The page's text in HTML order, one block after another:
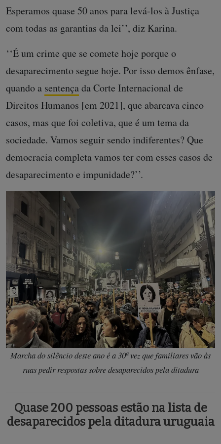
Esperamos quase 50 anos para levá-los à Justiça
com todas as garantias da lei’’, diz Karina.
‘‘É um crime que se comete hoje porque o
desaparecimento segue hoje. Por isso demos ênfase,
quando a sentençada Corte Internacional de
Direitos Humanos [em 2021], que abarcava cinco
casos, mas que foi coletiva, que é um tema da
sociedade. Vamos seguir sendo indiferentes? Que
democracia completa vamos ter com esses casos de
desaparecimento e impunidade?’’.
Marcha do silêncio deste ano é a 30ª vez que familiares vão às
ruas pedir respostas sobre desaparecidos pela ditadura
Quase 200 pessoas estão na lista de
desaparecidos pela ditadura uruguaia